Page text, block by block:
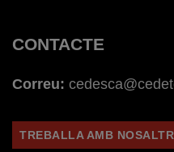
CONTACTE
Correu:
TREBALLA AMB